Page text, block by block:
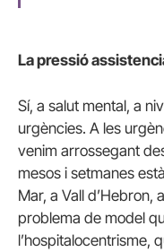
La pressió
Sí, a salut mental, a
urgències. A les
venim arrossegant
mesos i setmanes
Mar, a Vall
problema de model
l’hospitalocentrisme,